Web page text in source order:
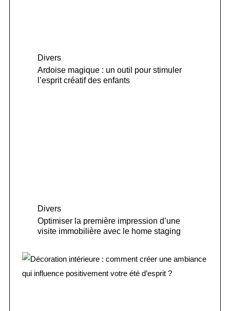
Divers
Ardoise magique : un outil pour stimuler
l’esprit créatif des enfants
Divers
Optimiser la première impression d’une
visite immobilière avec le home staging